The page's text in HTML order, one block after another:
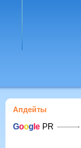
Апдейты
Goog le PR